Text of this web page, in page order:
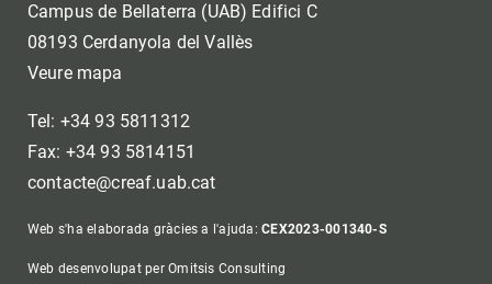
Campus de Bellaterra (UAB) Edifici C
08193 Cerdanyola del Vallès
Veure mapa
Tel: +34 93 5811312
Fax: +34 93 5814151
contacte@creaf.uab.cat
Web s'ha elaborada gràcies a l'ajuda:CEX2023-001340-S
Web desenvolupat per Omitsis Consulting